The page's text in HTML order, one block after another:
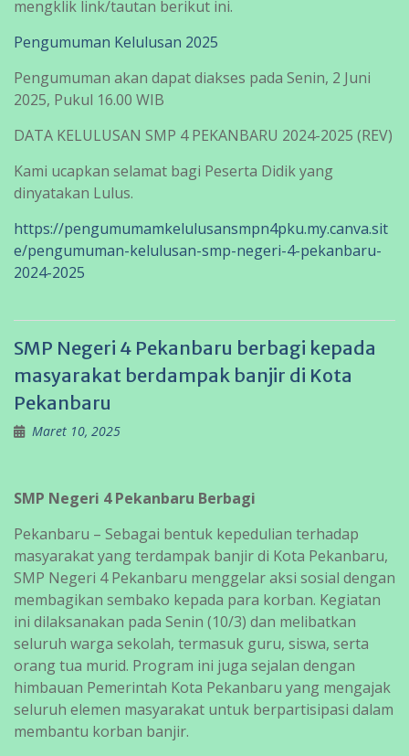
mengklik link/tautan berikut ini.
Pengumuman Kelulusan 2025
Pengumuman akan dapat diakses pada Senin, 2 Juni
2025, Pukul 16.00 WIB
DATA KELULUSAN SMP 4 PEKANBARU 2024-2025 (REV)
Kami ucapkan selamat bagi Peserta Didik yang
dinyatakan Lulus.
https://pengumumamkelulusansmpn4pku.my.canva.sit
e/pengumuman-kelulusan-smp-negeri-4-pekanbaru-
2024-2025
SMP Negeri 4 Pekanbaru berbagi kepada
masyarakat berdampak banjir di Kota
Pekanbaru
Maret 10, 2025
SMP Negeri 4 Pekanbaru Berbagi
Pekanbaru – Sebagai bentuk kepedulian terhadap
masyarakat yang terdampak banjir di Kota Pekanbaru,
SMP Negeri 4 Pekanbaru menggelar aksi sosial dengan
membagikan sembako kepada para korban. Kegiatan
ini dilaksanakan pada Senin (10/3) dan melibatkan
seluruh warga sekolah, termasuk guru, siswa, serta
orang tua murid. Program ini juga sejalan dengan
himbauan Pemerintah Kota Pekanbaru yang mengajak
seluruh elemen masyarakat untuk berpartisipasi dalam
membantu korban banjir.